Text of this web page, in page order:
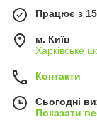
Працює з
м. Київ
Харківське
Контакти
Сьогодні
Показати